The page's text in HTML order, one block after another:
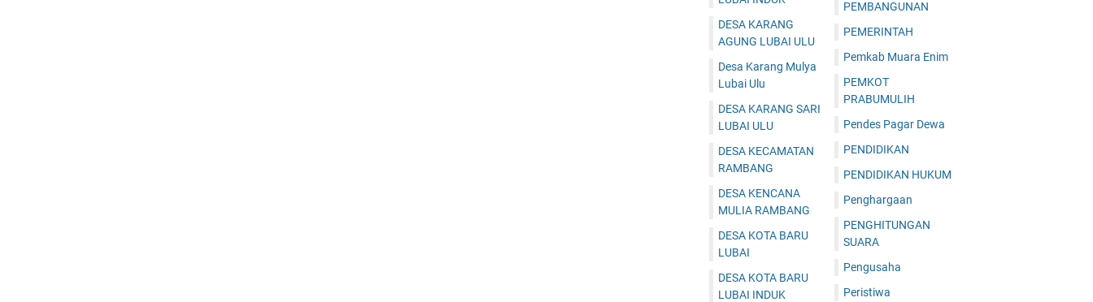
DESA KARANG
AGUNG LUBAI ULU
Desa Karang Mulya
Lubai Ulu
DESA KARANG SARI
LUBAI ULU
DESA KECAMATAN
RAMBANG
DESA KENCANA
MULIA RAMBANG
DESA KOTA BARU
LUBAI
DESA KOTA BARU
LUBAI INDUK
PEMBANGUNAN
PEMERINTAH
Pemkab Muara Enim
PEMKOT
PRABUMULIH
Pendes Pagar Dewa
PENDIDIKAN
PENDIDIKAN HUKUM
Penghargaan
PENGHITUNGAN
SUARA
Pengusaha
Peristiwa